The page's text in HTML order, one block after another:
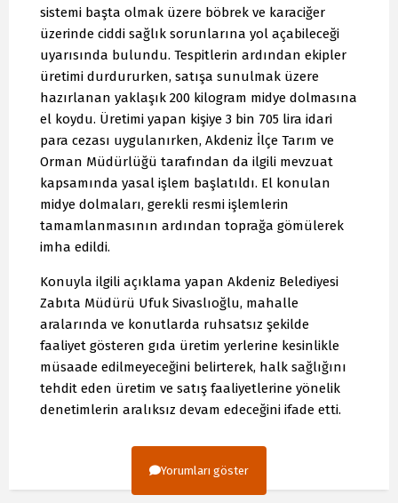
sistemi başta olmak üzere böbrek ve karaciğer
üzerinde ciddi sağlık sorunlarına yol açabileceği
uyarısında bulundu. Tespitlerin ardından ekipler
üretimi durdururken, satışa sunulmak üzere
hazırlanan yaklaşık 200 kilogram midye dolmasına
el koydu. Üretimi yapan kişiye 3 bin 705 lira idari
para cezası uygulanırken, Akdeniz İlçe Tarım ve
Orman Müdürlüğü tarafından da ilgili mevzuat
kapsamında yasal işlem başlatıldı. El konulan
midye dolmaları, gerekli resmi işlemlerin
tamamlanmasının ardından toprağa gömülerek
imha edildi.
Konuyla ilgili açıklama yapan Akdeniz Belediyesi
Zabıta Müdürü Ufuk Sivaslıoğlu, mahalle
aralarında ve konutlarda ruhsatsız şekilde
faaliyet gösteren gıda üretim yerlerine kesinlikle
müsaade edilmeyeceğini belirterek, halk sağlığını
tehdit eden üretim ve satış faaliyetlerine yönelik
denetimlerin aralıksız devam edeceğini ifade etti.
Yorumları göster